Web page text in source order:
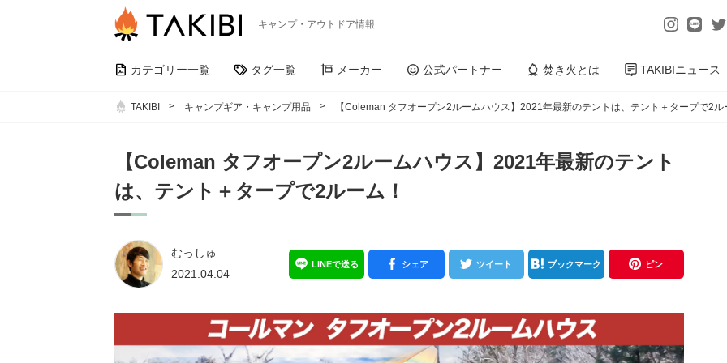
キャンプ・アウトドア情報
カテゴリー一覧 タグ一覧 メーカー 公式パートナー 焚き火とは TAKIBIニュース
TAKIBI キャンプギア・キャンプ用品 【Coleman タフオープン2ルームハウス】2021年最新のテントは、テント＋タープで2ル
【Coleman タフオープン2ルームハウス】2021年最新のテント
は、テント＋タープで2ルーム！
むっしゅ
2021.04.04
LINEで送る シェア ツイート ブックマーク ピン